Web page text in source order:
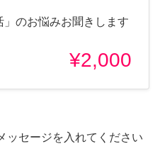
のお悩みお聞きします
¥2,000
ッセージを入れてください